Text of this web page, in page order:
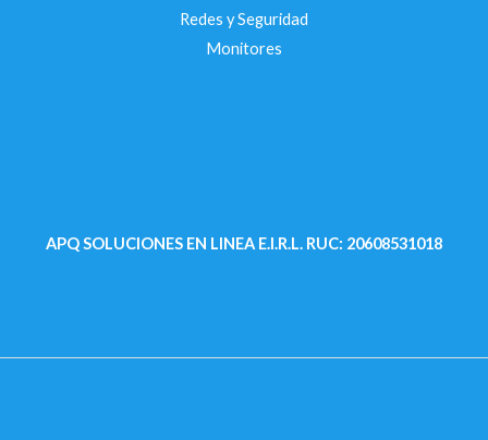
Redes y Seguridad
Monitores
APQ SOLUCIONES EN LINEA E.I.R.L. RUC: 20608531018